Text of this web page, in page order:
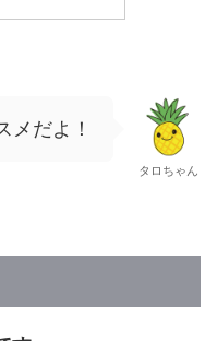
メだよ！
タロちゃん